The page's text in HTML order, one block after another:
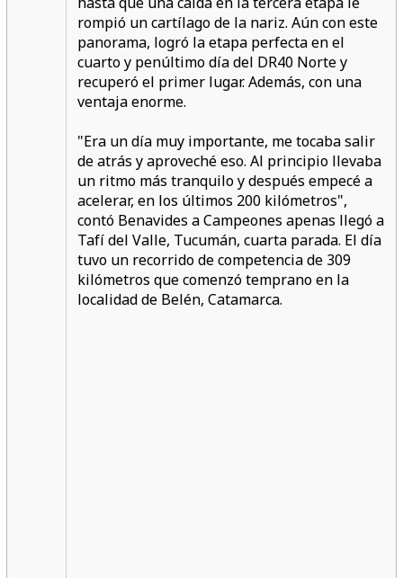
rompió un cartílago de la nariz. Aún con este
panorama, logró la etapa perfecta en el
cuarto y penúltimo día del DR40 Norte y
recuperó el primer lugar. Además, con una
ventaja enorme.
"Era un día muy importante, me tocaba salir
de atrás y aproveché eso. Al principio llevaba
un ritmo más tranquilo y después empecé a
acelerar, en los últimos 200 kilómetros",
contó Benavides a Campeones apenas llegó a
Tafí del Valle, Tucumán, cuarta parada. El día
tuvo un recorrido de competencia de 309
kilómetros que comenzó temprano en la
localidad de Belén, Catamarca.